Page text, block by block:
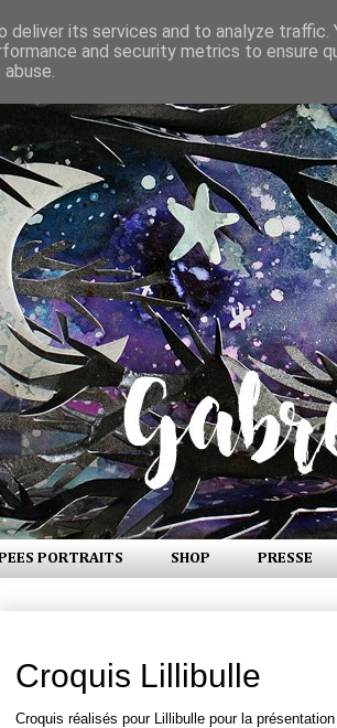
PORTRAITS SHOP PRESSE
Croquis Lillibulle
Croquis réalisés pour Lillibulle pour la
its services and to analyze traffic.
and security metrics to ensure